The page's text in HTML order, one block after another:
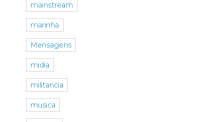
mainstream
marinha
Mensagens
midia
militancia
musica